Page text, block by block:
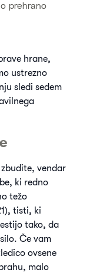
prehrano
hrane,
ustrezno
sledi sedem
vendar
ki redno
težo
tisti, ki
tako, da
Če vam
ovsene
malo